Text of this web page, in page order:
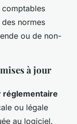
comptables
normes
ou de non-
à jour
réglementaire
ou légale
au logiciel.